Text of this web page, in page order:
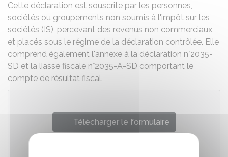
Cette déclaration est souscrite par les personnes,
sociétés ou groupements non soumis à l'impôt sur les
sociétés (IS), percevant des revenus non commerciaux
et placés sous le régime de la déclaration contrôlée. Elle
comprend également l'annexe à la déclaration n°2035-
SD et la liasse fiscale n°2035-A-SD comportant le
compte de résultat fiscal.
Télécharger le formulaire